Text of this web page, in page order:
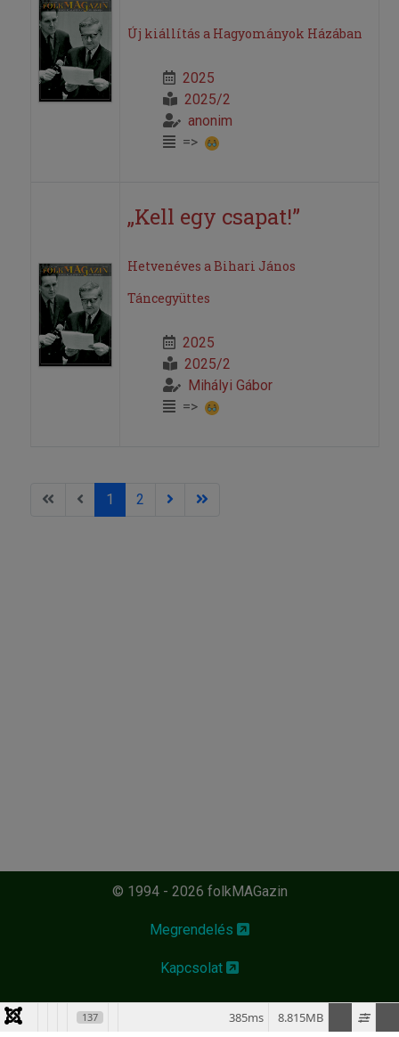
Új kiállítás a Hagyományok Házában
2025
2025/2
anonim
=>
„Kell egy csapat!”
Hetvenéves a Bihari János
Táncegyüttes
2025
2025/2
Mihályi Gábor
=>
1 2
© 1994 - 2026 folkMAGazin
Megrendelés
Kapcsolat
137 8.815MB
385ms